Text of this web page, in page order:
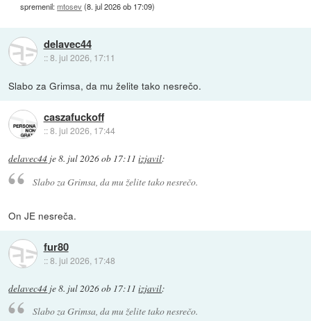
spremenil:mtosev(8. jul 2026 ob 17:09)
delavec44
::8. jul 2026, 17:11
Slabo za Grimsa, da mu želite tako nesrečo.
caszafuckoff
::8. jul 2026, 17:44
delavec44 je8. jul 2026 ob 17:11 izjavil:
Slabo za Grimsa, da mu želite tako nesrečo.
On JE nesreča.
fur80
::8. jul 2026, 17:48
delavec44 je8. jul 2026 ob 17:11 izjavil:
Slabo za Grimsa, da mu želite tako nesrečo.